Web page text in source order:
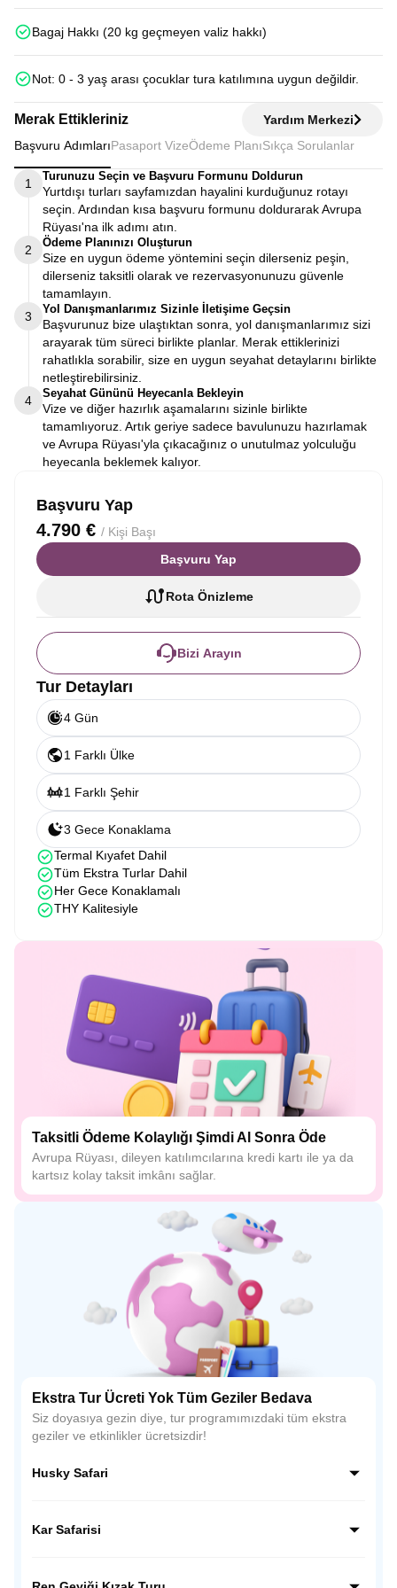
Bagaj Hakkı (20 kg geçmeyen valiz hakkı)
Not: 0 - 3 yaş arası çocuklar tura katılımına uygun değildir.
Merak Ettikleriniz
Yardım Merkezi
Başvuru AdımlarıPasaport VizeÖdeme Planı Sıkça Sorulanlar
1
Turunuzu Seçin ve Başvuru Formunu Doldurun
Yurtdışı turları sayfamızdan hayalini kurduğunuz rotayı
seçin. Ardından kısa başvuru formunu doldurarak Avrupa
Rüyası'na ilk adımı atın.
2
Ödeme Planınızı Oluşturun
Size en uygun ödeme yöntemini seçin dilerseniz peşin,
dilerseniz taksitli olarak ve rezervasyonunuzu güvenle
tamamlayın.
3
Yol Danışmanlarımız Sizinle İletişime Geçsin
Başvurunuz bize ulaştıktan sonra, yol danışmanlarımız sizi
arayarak tüm süreci birlikte planlar. Merak ettiklerinizi
rahatlıkla sorabilir, size en uygun seyahat detaylarını birlikte
netleştirebilirsiniz.
4
Seyahat Gününü Heyecanla Bekleyin
Vize ve diğer hazırlık aşamalarını sizinle birlikte
tamamlıyoruz. Artık geriye sadece bavulunuzu hazırlamak
ve Avrupa Rüyası'yla çıkacağınız o unutulmaz yolculuğu
heyecanla beklemek kalıyor.
Başvuru Yap
4.790 € / Kişi Başı
Başvuru Yap
Rota Önizleme
Bizi Arayın
Tur Detayları
4 Gün
1 Farklı Ülke
1 Farklı Şehir
3 Gece Konaklama
Termal Kıyafet Dahil
Tüm Ekstra Turlar Dahil
Her Gece Konaklamalı
THY Kalitesiyle
Taksitli Ödeme Kolaylığı Şimdi Al Sonra Öde
Avrupa Rüyası, dileyen katılımcılarına kredi kartı ile ya da
kartsız kolay taksit imkânı sağlar.
Ekstra Tur Ücreti Yok Tüm Geziler Bedava
Siz doyasıya gezin diye, tur programımızdaki tüm ekstra
geziler ve etkinlikler ücretsizdir!
Husky Safari
atlayın, karlı ormanlarda uçun. Çiftlik ziyaretiyle köpeklerle
Kar Safarisi
kıyafet ve güvenlik ekipmanları sağlanır. Buz gibi doğanın